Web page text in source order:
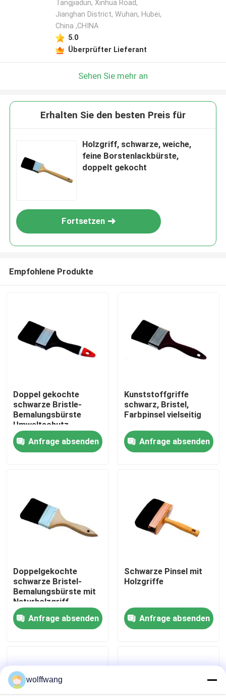
Startseite
Produkte
Fabrik Tour
Qualitätskontrolle
Kontakt
Nachrichten
Alle Fälle
Synthetische Filamentbürste
Tangjiadun, Xinhua Road,
Jianghan District, Wuhan, Hubei,
China ,CHINA
5.0
Überprüfter Lieferant
Sehen Sie mehr an
Erhalten Sie den besten Preis für
Holzgriff, schwarze, weiche,
feine Borstenlackbürste,
doppelt gekocht
Fortsetzen
Empfohlene Produkte
Doppel gekochte
schwarze Bristle-
Bemalungsbürste
Umweltschutz
Anfrage absenden
Kunststoffgriffe
schwarz, Bristel,
Farbpinsel vielseitig
Anfrage absenden
Doppelgekochte
schwarze Bristel-
Bemalungsbürste mit
Naturholzgriff
Anfrage absenden
Schwarze Pinsel mit
Holzgriffe
Anfrage absenden
wolffwang